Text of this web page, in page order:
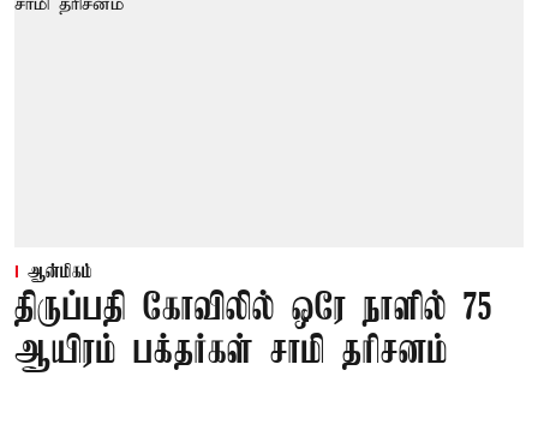
ஆன்மிகம்
திருப்பதி கோவிலில் ஒரே நாளில் 75
ஆயிரம் பக்தர்கள் சாமி தரிசனம்